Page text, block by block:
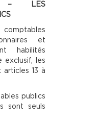
– LES
et
habilités
exclusif, les
articles 13 à
publics
sont seuls